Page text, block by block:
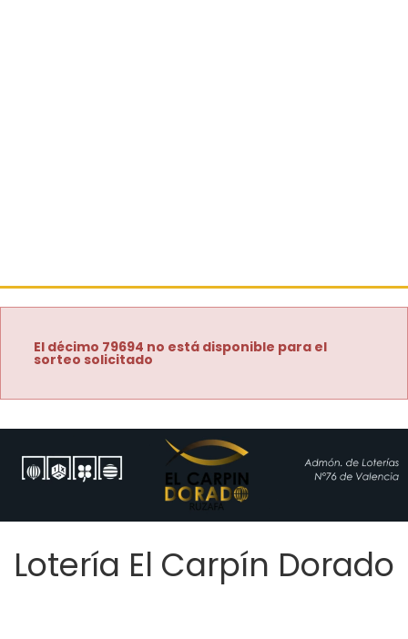
El décimo 79694 no está disponible para el
sorteo solicitado
Lotería El Carpín Dorado